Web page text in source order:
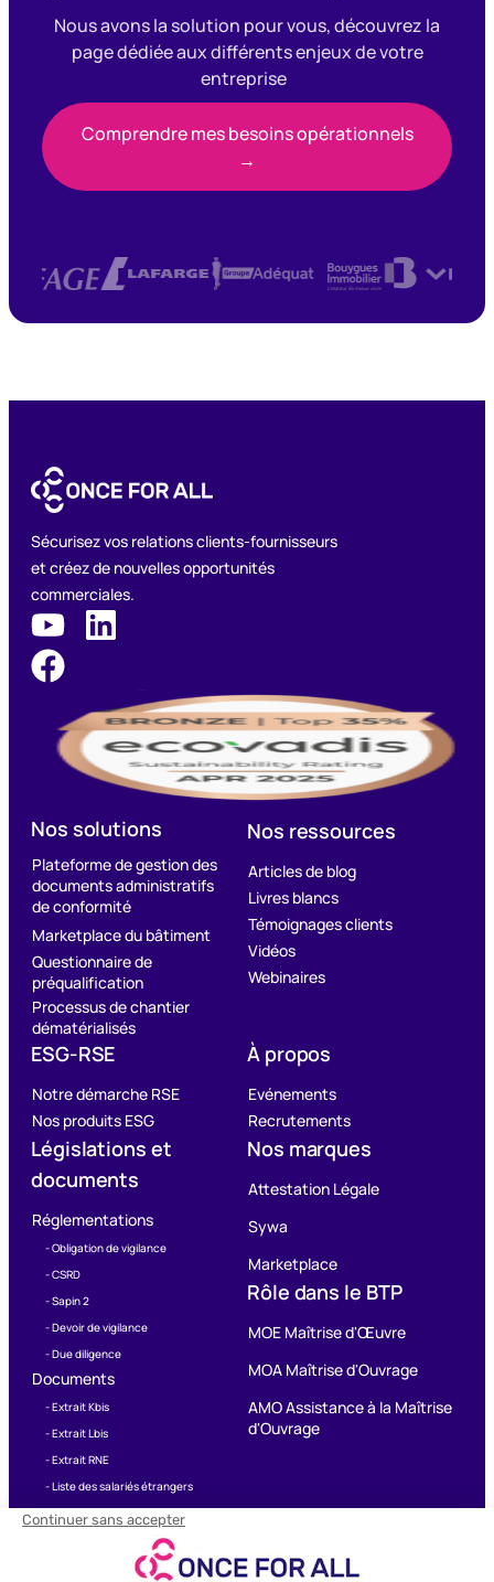
Nous avons la solution pour vous, découvrez la
page dédiée aux différents enjeux de votre
entreprise
Comprendre mes besoins opérationnels
→
Sécurisez vos relations clients-fournisseurs
et créez de nouvelles opportunités
commerciales.
Nos solutions
Plateforme de gestion des
documents administratifs
de conformité
Marketplace du bâtiment
Questionnaire de
préqualification
Processus de chantier
dématérialisés
Articles de blog
Livres blancs
Témoignages clients
Vidéos
Webinaires
Nos ressources
ESG-RSE
Notre démarche RSE
Nos produits ESG
À propos
Evénements
Recrutements
Législations et
documents
Réglementations
- Obligation de vigilance
- CSRD
- Sapin 2
- Devoir de vigilance
- Due diligence
Documents
- Extrait Kbis
- Extrait Lbis
- Extrait RNE
- Liste des salariés étrangers
- Attestation sociale de vigilance
- Attestation de congés payés
Nos marques
Attestation Légale
Sywa
Marketplace
Rôle dans le BTP
MOE Maîtrise d'Œuvre
MOA Maîtrise d'Ouvrage
AMO Assistance à la Maîtrise
d'Ouvrage